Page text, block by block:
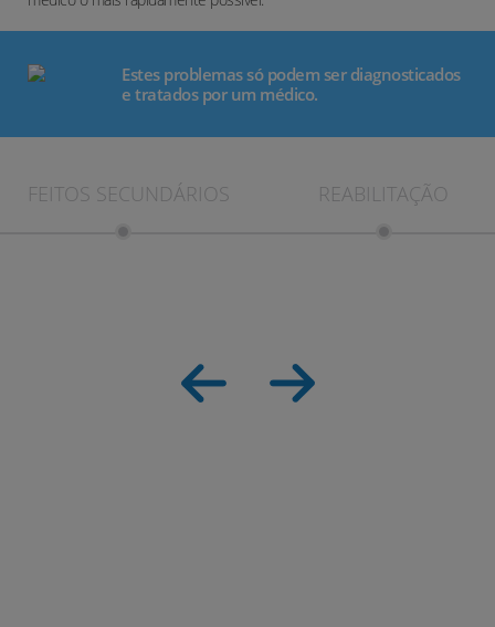
Estes problemas só podem ser diagnosticados
e tratados por um médico.
EFEITOS SECUNDÁRIOS REABILITAÇÃO